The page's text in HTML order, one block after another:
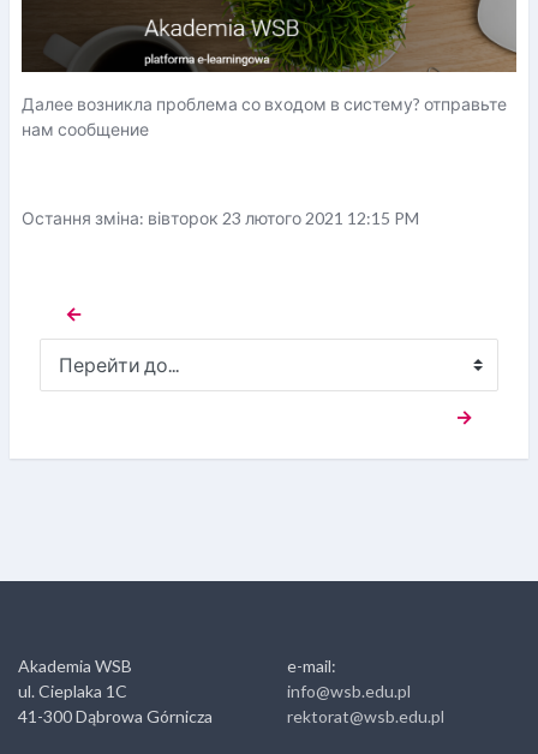
Далее возникла проблема со входом в систему? отправьте
нам сообщение
Остання зміна: вівторок 23 лютого 2021 12:15 PM
←
Перейти до...
→
Akademia WSB
ul. Cieplaka 1C
41-300 Dąbrowa Górnicza
e-mail:
info@wsb.edu.pl
rektorat@wsb.edu.pl